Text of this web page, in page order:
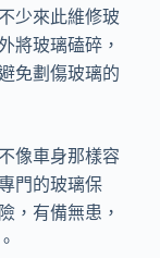
少來此維修玻
將玻璃磕碎，
免劃傷玻璃的
像車身那樣容
門的玻璃保
，有備無患，